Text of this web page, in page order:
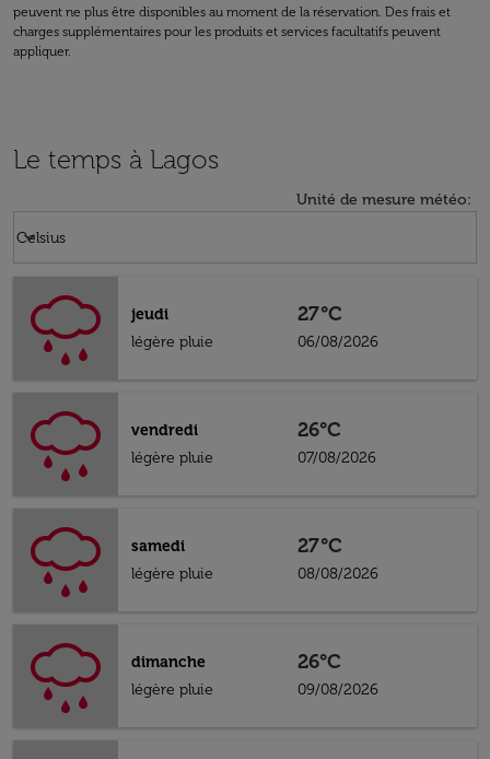
peuvent ne plus être disponibles au moment de la réservation. Des frais et
charges supplémentaires pour les produits et services facultatifs peuvent
appliquer.
Le temps à Lagos
Unité de mesure météo:
Celsius
keyboard_arrow_down
jeudi
légère pluie
27°C
06/08/2026
vendredi
légère pluie
26°C
07/08/2026
samedi
légère pluie
27°C
08/08/2026
dimanche
légère pluie
26°C
09/08/2026